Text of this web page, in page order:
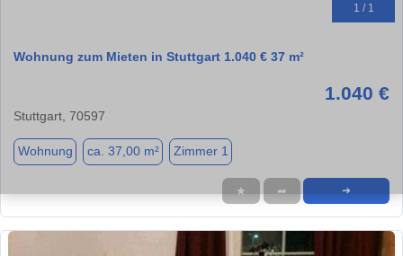
1 / 1
Wohnung zum Mieten in Stuttgart 1.040 € 37 m²
1.040 €
Stuttgart, 70597
Wohnung ca. 37,00 m² Zimmer 1
★ ➦ ➜